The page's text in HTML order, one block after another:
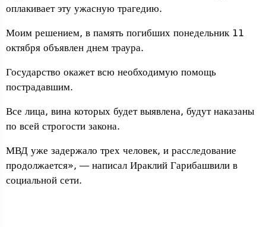
оплакивает эту ужасную трагедию.
Моим решением, в память погибших понедельник 11
октября объявлен днем ​​траура.
Государство окажет всю необходимую помощь
пострадавшим.
Все лица, вина которых будет выявлена, будут наказаны
по всей строгости закона.
МВД уже задержало трех человек, и расследование
продолжается», — написал Ираклий Гарибашвили в
социальной сети.